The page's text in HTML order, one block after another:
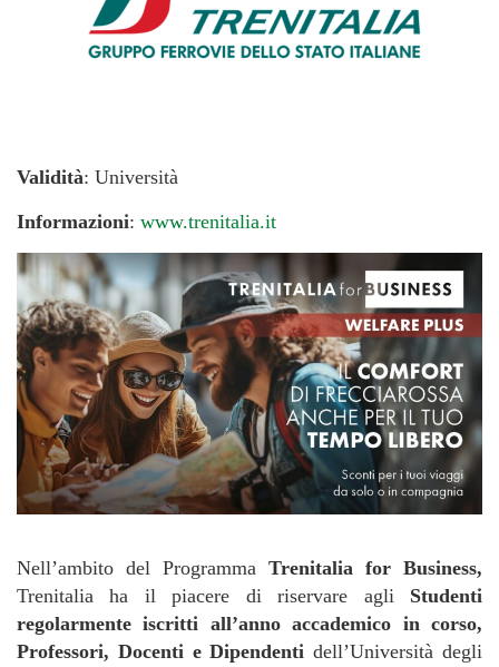
Validità: Università
Informazioni: www.trenitalia.it
Nell’ambito del Programma Trenitalia for Business,
Trenitalia ha il piacere di riservare agli Studenti
regolarmente iscritti all’anno accademico in corso,
Professori, Docenti e Dipendentidell’Università degli